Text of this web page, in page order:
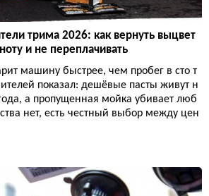
трима 2026: как вернуть выцвет
и не переплачивать
машину быстрее, чем пробег в сто т
показал: дешёвые пасты живут н
а пропущенная мойка убивает люб
нет, есть честный выбор между цен